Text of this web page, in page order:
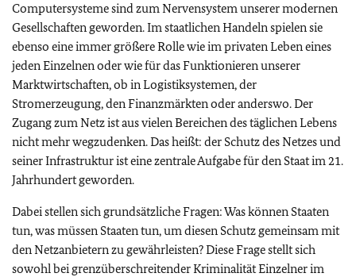
Computersysteme sind zum Nervensystem unserer modernen
Gesellschaften geworden. Im staatlichen Handeln spielen sie
ebenso eine immer größere Rolle wie im privaten Leben eines
jeden Einzelnen oder wie für das Funktionieren unserer
Marktwirtschaften, ob in Logistiksystemen, der
Stromerzeugung, den Finanzmärkten oder anderswo. Der
Zugang zum Netz ist aus vielen Bereichen des täglichen Lebens
nicht mehr wegzudenken. Das heißt: der Schutz des Netzes und
seiner Infrastruktur ist eine zentrale Aufgabe für den Staat im 21.
Jahrhundert geworden.
Dabei stellen sich grundsätzliche Fragen: Was können Staaten
tun, was müssen Staaten tun, um diesen Schutz gemeinsam mit
den Netzanbietern zu gewährleisten? Diese Frage stellt sich
sowohl bei grenzüberschreitender Kriminalität Einzelner im